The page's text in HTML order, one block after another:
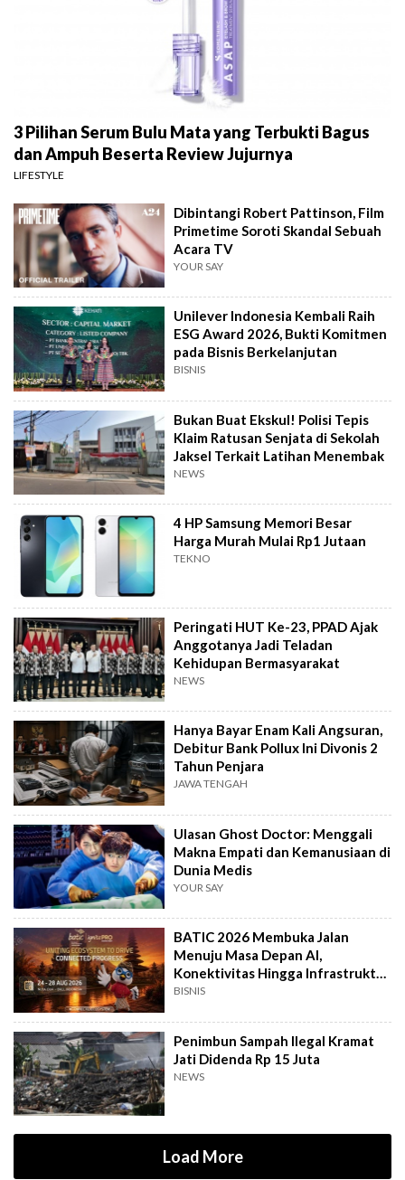
3 Pilihan Serum Bulu Mata yang Terbukti Bagus
dan Ampuh Beserta Review Jujurnya
LIFESTYLE
Dibintangi Robert Pattinson, Film
Primetime Soroti Skandal Sebuah
Acara TV
YOUR SAY
Unilever Indonesia Kembali Raih
ESG Award 2026, Bukti Komitmen
pada Bisnis Berkelanjutan
BISNIS
Bukan Buat Ekskul! Polisi Tepis
Klaim Ratusan Senjata di Sekolah
Jaksel Terkait Latihan Menembak
NEWS
4 HP Samsung Memori Besar
Harga Murah Mulai Rp1 Jutaan
TEKNO
Peringati HUT Ke-23, PPAD Ajak
Anggotanya Jadi Teladan
Kehidupan Bermasyarakat
NEWS
Hanya Bayar Enam Kali Angsuran,
Debitur Bank Pollux Ini Divonis 2
Tahun Penjara
JAWA TENGAH
Ulasan Ghost Doctor: Menggali
Makna Empati dan Kemanusiaan di
Dunia Medis
YOUR SAY
BATIC 2026 Membuka Jalan
Menuju Masa Depan AI,
Konektivitas Hingga Infrastruktur
Digital
BISNIS
Penimbun Sampah Ilegal Kramat
Jati Didenda Rp 15 Juta
NEWS
Load More